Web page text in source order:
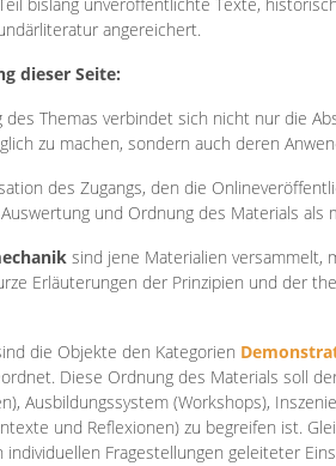
angereichert.
dieser Seite:
Themas verbindet sich nicht nur die
zu machen, sondern auch deren
des Zugangs, den die
und Ordnung des Materials als
sind jene Materialien versammelt,
Erläuterungen der Prinzipien und der
die Objekte den Kategorien
Diese Ordnung des Materials soll
Ausbildungssystem (Workshops),
und Reflexionen) zu begreifen ist.
Fragestellungen geleiteter